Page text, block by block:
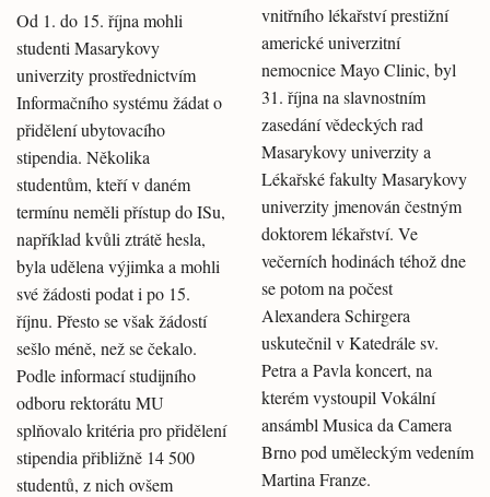
Od 1. do 15. října mohli
studenti Masarykovy
univerzity prostřednictvím
Informačního systému žádat o
přidělení ubytovacího
stipendia. Několika
studentům, kteří v daném
termínu neměli přístup do ISu,
například kvůli ztrátě hesla,
byla udělena výjimka a mohli
své žádosti podat i po 15.
říjnu. Přesto se však žádostí
sešlo méně, než se čekalo.
Podle informací studijního
odboru rektorátu MU
splňovalo kritéria pro přidělení
stipendia přibližně 14 500
studentů, z nich ovšem
vnitřního lékařství prestižní
americké univerzitní
nemocnice Mayo Clinic, byl
31. října na slavnostním
zasedání vědeckých rad
Masarykovy univerzity a
Lékařské fakulty Masarykovy
univerzity jmenován čestným
doktorem lékařství. Ve
večerních hodinách téhož dne
se potom na počest
Alexandera Schirgera
uskutečnil v Katedrále sv.
Petra a Pavla koncert, na
kterém vystoupil Vokální
ansámbl Musica da Camera
Brno pod uměleckým vedením
Martina Franze.